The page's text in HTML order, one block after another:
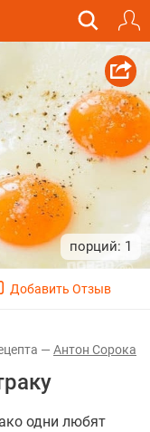
1
Антон Сорока
одни любят